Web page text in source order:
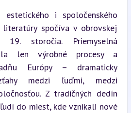
estetického i spoločenského
spočíva v obrovskej
19. storočia. Priemyselná
len výrobné procesy a
Európy – dramaticky
medzi ľuďmi, medzi
Z tradičných dedín
do miest, kde vznikali nové